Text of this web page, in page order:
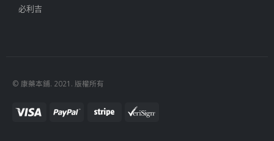
必利吉
© 康藥本鋪. 2021. 版權所有